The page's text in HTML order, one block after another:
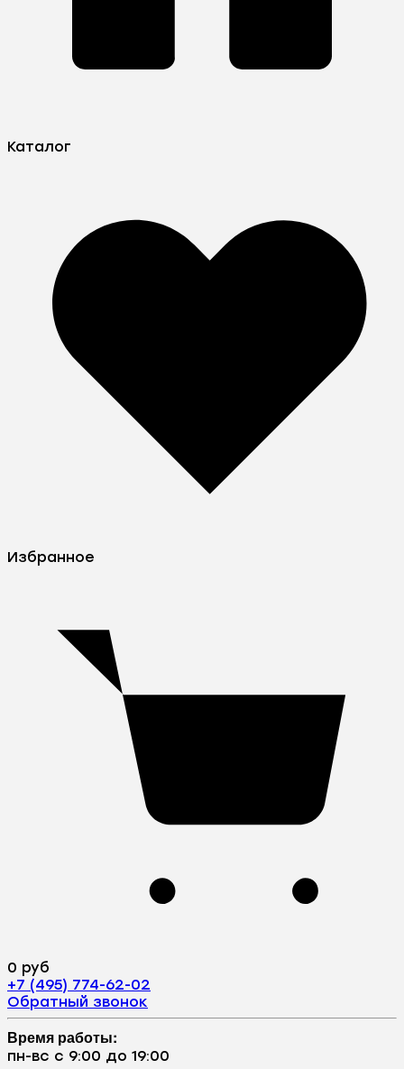
Каталог
Избранное
0 руб
+7 (495) 774-62-02
Обратный звонок
Время работы:
пн-вс с 9:00 до 19:00